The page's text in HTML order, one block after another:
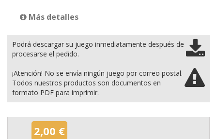
Más detalles
Podrá descargar su juego inmediatamente después de
procesarse el pedido.
¡Atención! No se envía ningún juego por correo postal.
Todos nuestros productos son documentos en
formato PDF para imprimir.
2,00 €